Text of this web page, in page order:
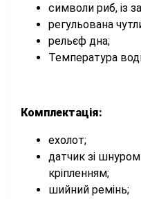
символи риб, із
регульована
рельєф дна;
Температура
Комплектація:
ехолот;
датчик зі
кріпленням;
шийний ремінь;